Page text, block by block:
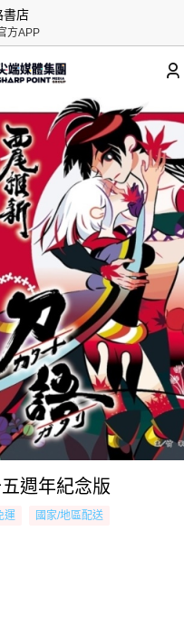
書店
方APP
週年紀念版
運 國家/地區配送